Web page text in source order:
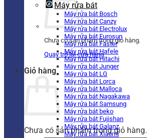
Chưa có sản phẩm trong giỏ hàng.
Quay trở lại cửa hàng
Giỏ hàng
Chưa có sản phẩm trong giỏ hàng.
Máy rửa bát
Máy rửa bát Bosch
Máy rửa bát Canzy
Máy rửa bát Electrolux
Máy rửa bát Eurosun
Máy rửa bát Faster
Máy rửa bát Hafele
Máy rửa bát Hitachi
Máy rửa bát Junger
Máy rửa bát LG
Máy rửa bát Lorca
Máy rửa bát Malloca
Máy rửa bát Nagakawa
Máy rửa bát Samsung
Máy rửa bát beko
Máy rửa bát Fujishan
Máy rửa bát Galanz
Máy rửa bát Xiaomi